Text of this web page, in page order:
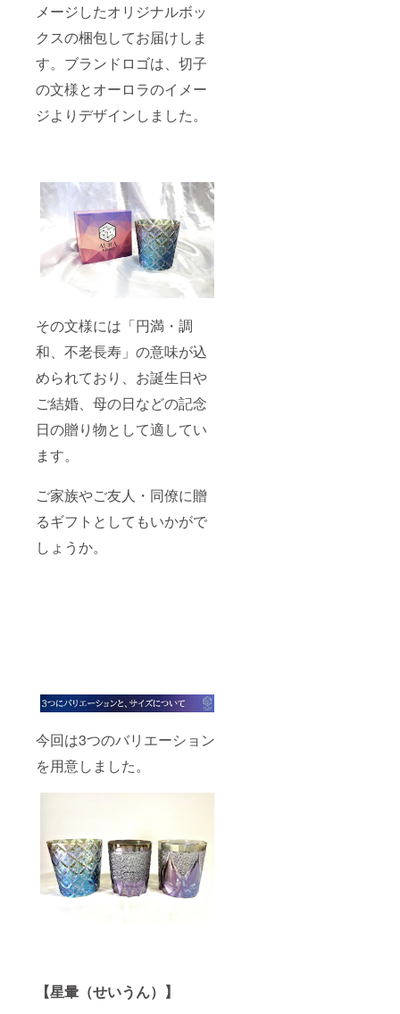
メージしたオリジナルボッ
クスの梱包してお届けしま
す。ブランドロゴは、切子
の文様とオーロラのイメー
ジよりデザインしました。
その文様には「円満・調
和、不老長寿」の意味が込
められており、お誕生日や
ご結婚、母の日などの記念
日の贈り物として適してい
ます。
ご家族やご友人・同僚に贈
るギフトとしてもいかがで
しょうか。
今回は3つのバリエーション
を用意しました。
【星暈（せいうん）】